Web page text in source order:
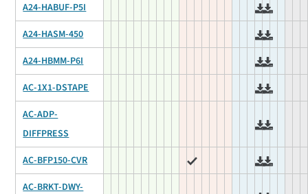
A24-HABUF-P5I
A24-HASM-450
A24-HBMM-P6I
AC-1X1-DSTAPE
AC-ADP-
DIFFPRESS
AC-BFP150-CVR
AC-BRKT-DWY-